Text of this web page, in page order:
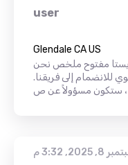
user
Glendale CA US
مفتوح ملخص نحن
للانضمام إلى فريقنا.
8, 2025, 3:32 م